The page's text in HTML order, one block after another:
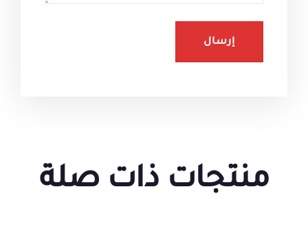
منتجات ذات صلة